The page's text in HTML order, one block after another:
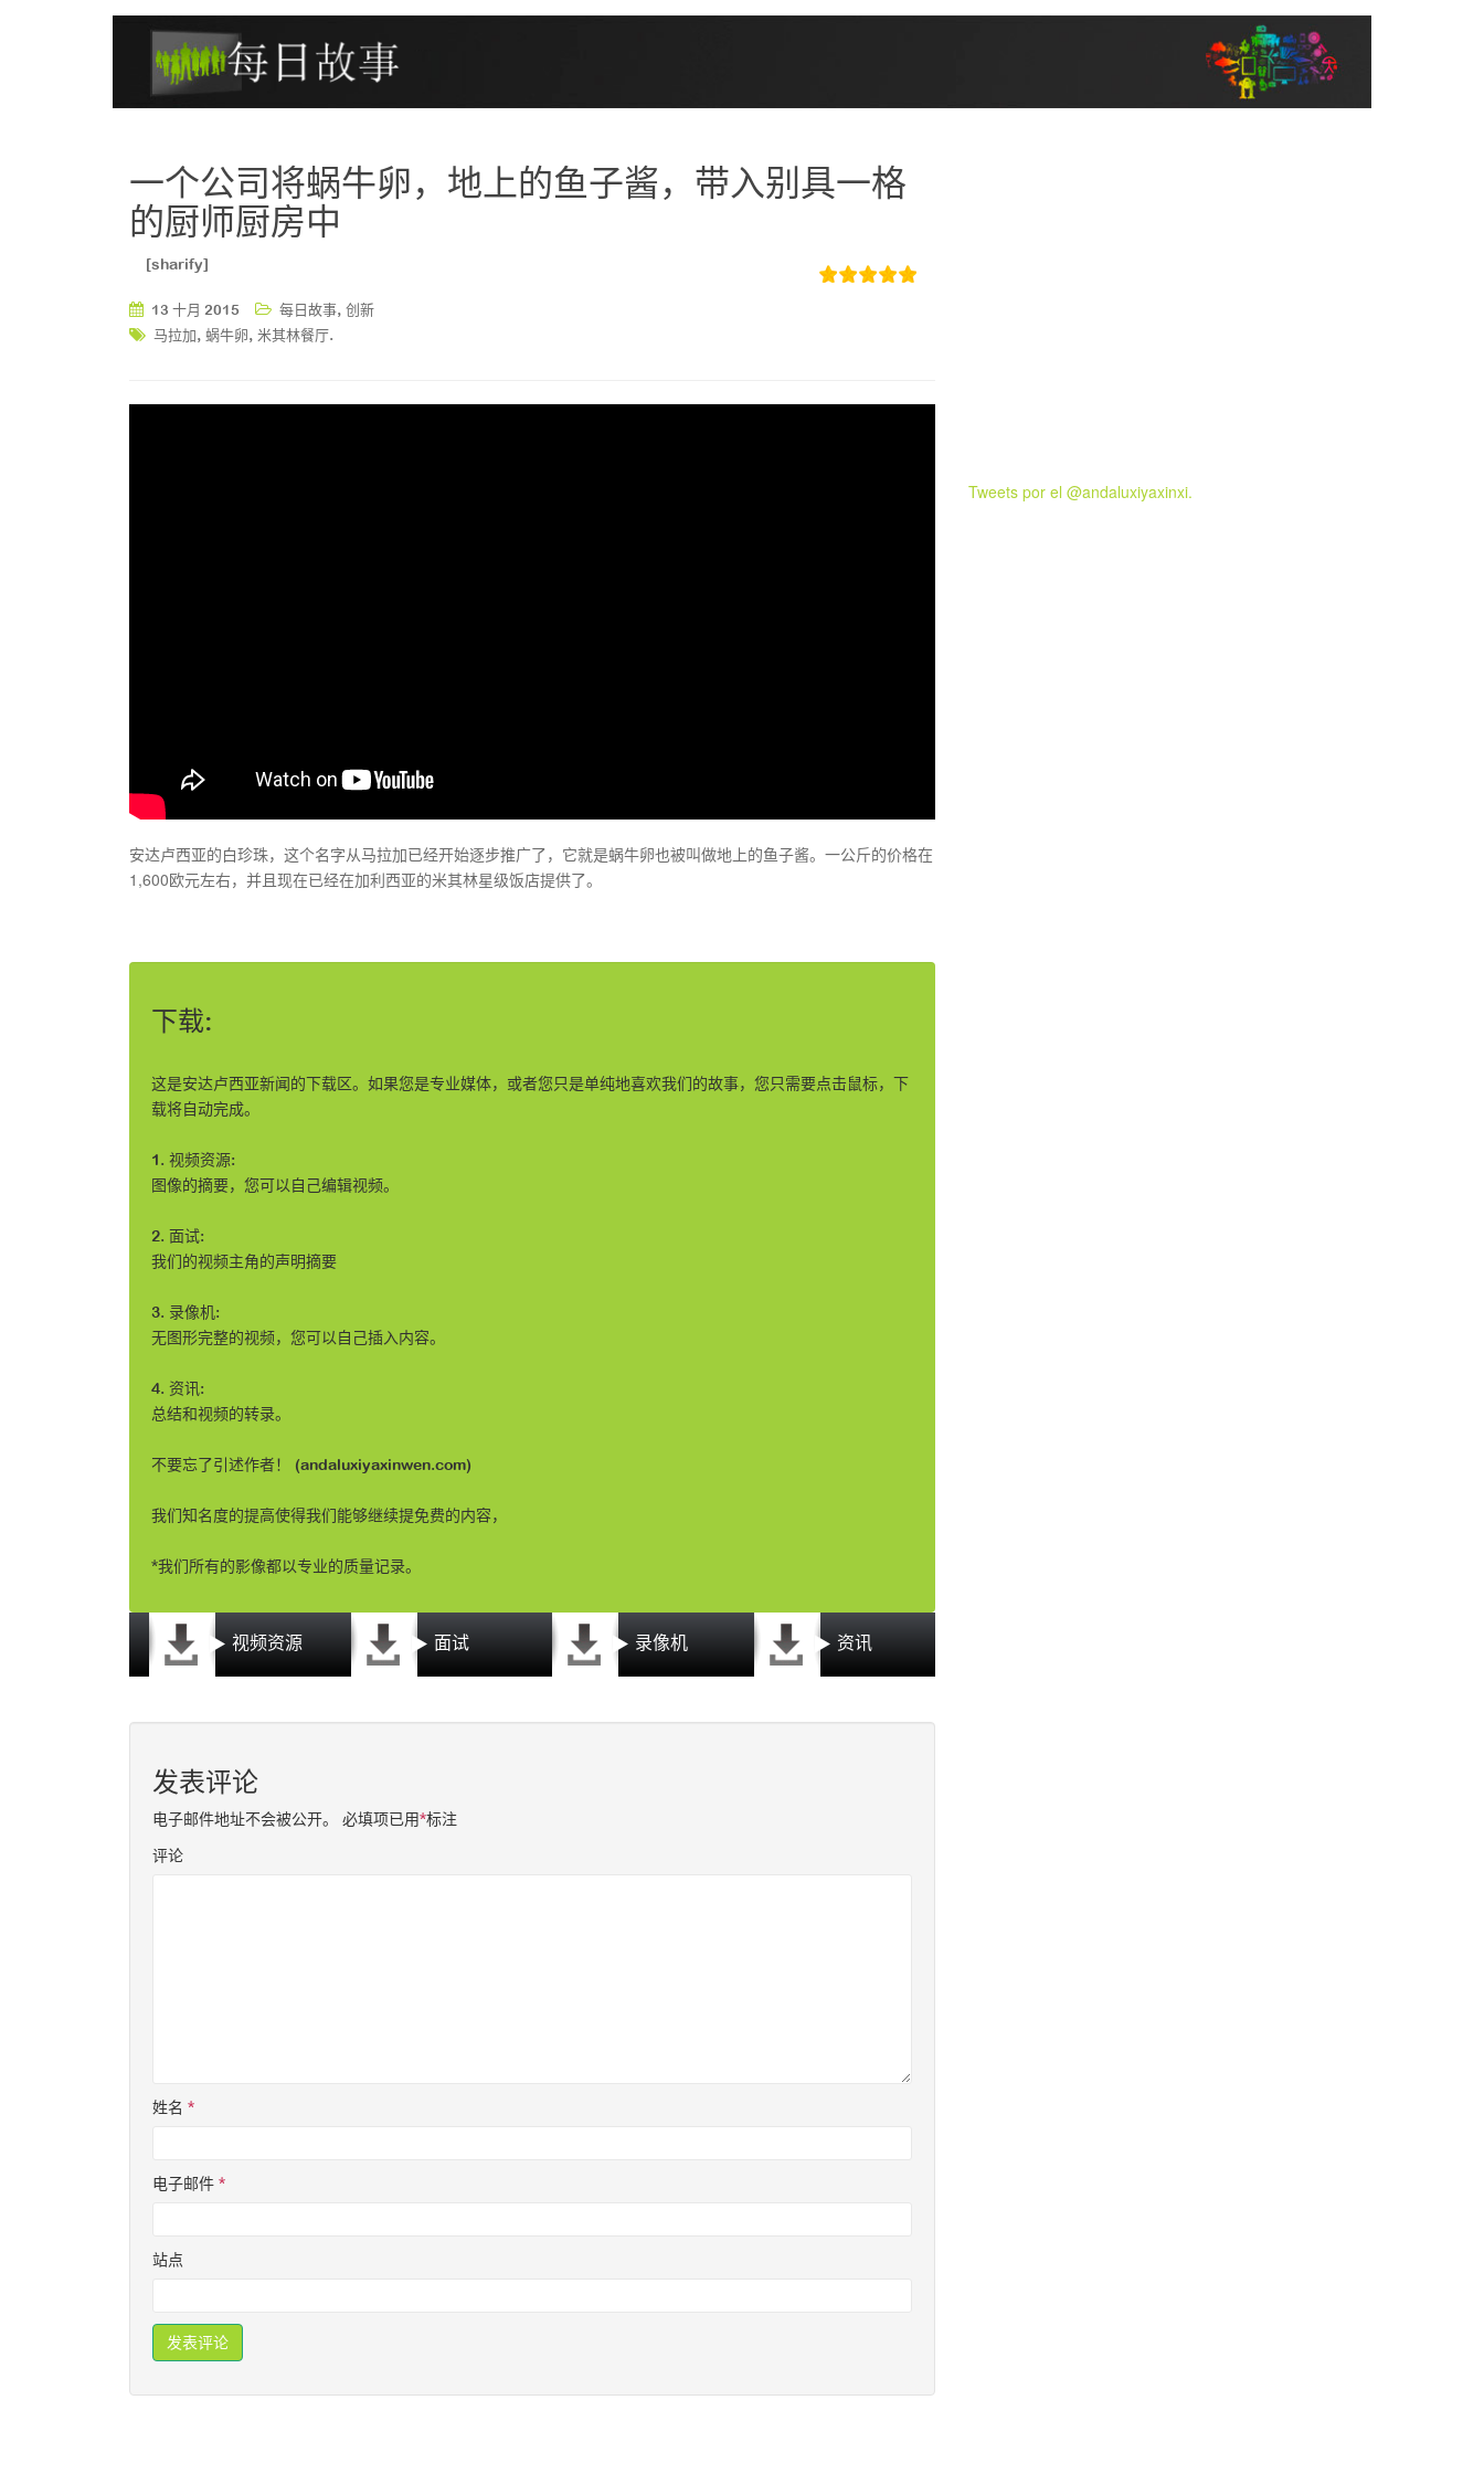
一个公司将蜗牛卵，地上的鱼子酱，带入别具一格
的厨师厨房中
[sharify]
13 十月 2015 每日故事, 创新
马拉加, 蜗牛卵 , 米其林餐厅.
安达卢西亚的白珍珠，这个名字从马拉加已经开始逐步推广了，它就是蜗牛卵也被叫做地上的鱼子酱。一公斤的价格在
1,600欧元左右，并且现在已经在加利西亚的米其林星级饭店提供了。
下载:
这是安达卢西亚新闻的下载区。如果您是专业媒体，或者您只是单纯地喜欢我们的故事，您只需要点击鼠标，下
载将自动完成。
1. 视频资源:
图像的摘要，您可以自己编辑视频。
2. 面试:
我们的视频主角的声明摘要
3. 录像机:
无图形完整的视频，您可以自己插入内容。
4. 资讯:
总结和视频的转录。
不要忘了引述作者！ (andaluxiyaxinwen.com)
我们知名度的提高使得我们能够继续提免费的内容，
*我们所有的影像都以专业的质量记录。
视频资源 面试 录像机 资讯
发表评论
电子邮件地址不会被公开。 必填项已用*标注
评论
姓名 *
电子邮件 *
站点
Tweets por el @andaluxiyaxinxi.